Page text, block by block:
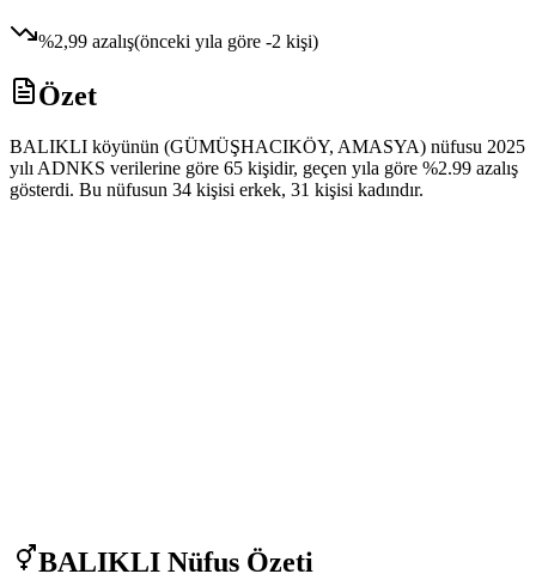
%2,99 azalış(önceki yıla göre -2 kişi)
Özet
BALIKLI köyünün (GÜMÜŞHACIKÖY, AMASYA) nüfusu 2025
yılı ADNKS verilerine göre 65 kişidir, geçen yıla göre %2.99 azalış
gösterdi. Bu nüfusun 34 kişisi erkek, 31 kişisi kadındır.
BALIKLI Nüfus Özeti